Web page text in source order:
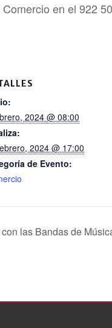
en el 922
2024 @ 08:00
2024 @ 17:00
de Evento:
las Bandas de